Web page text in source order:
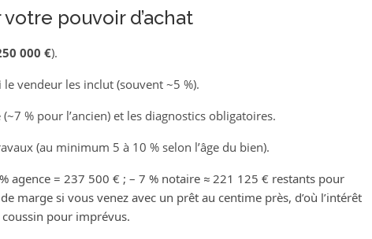
pouvoir d’achat
000 €).
le vendeur les inclut (souvent ~5 %).
% pour l’ancien) et les diagnostics obligatoires.
(au minimum 5 à 10 % selon l’âge du bien).
agence = 237 500 € ; – 7 % notaire ≈ 221 125 € restants pour
marge si vous venez avec un prêt au centime près, d’où l’intérêt
coussin pour imprévus.